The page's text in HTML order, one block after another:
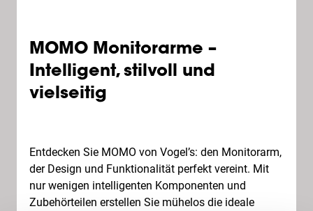
MOMO Monitorarme –
Intelligent, stilvoll und
vielseitig
Entdecken Sie MOMO von Vogel’s: den Monitorarm,
der Design und Funktionalität perfekt vereint. Mit
nur wenigen intelligenten Komponenten und
Zubehörteilen erstellen Sie mühelos die ideale